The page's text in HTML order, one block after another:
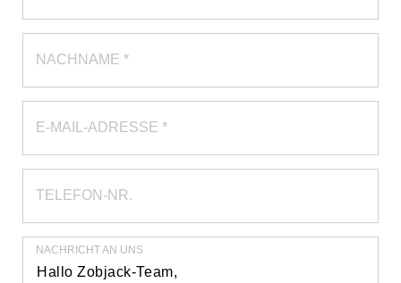
NACHNAME *
E-MAIL-ADRESSE *
TELEFON-NR.
NACHRICHT AN UNS